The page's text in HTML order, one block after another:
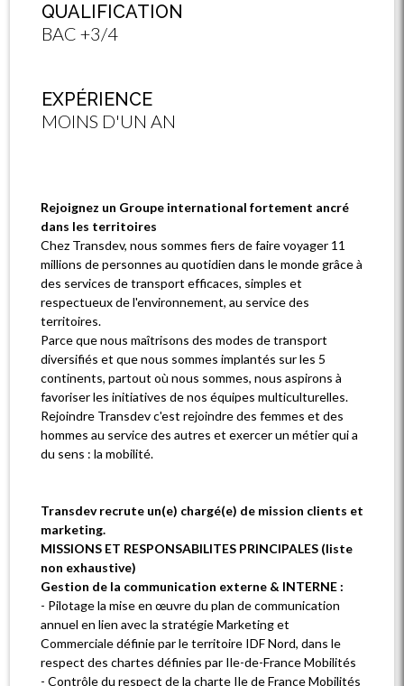
QUALIFICATION
BAC +3/4
EXPÉRIENCE
MOINS D'UN AN
Rejoignez un Groupe international fortement ancré
dans les territoires
Chez Transdev, nous sommes fiers de faire voyager 11
millions de personnes au quotidien dans le monde grâce à
des services de transport efficaces, simples et
respectueux de l'environnement, au service des
territoires.
Parce que nous maîtrisons des modes de transport
diversifiés et que nous sommes implantés sur les 5
continents, partout où nous sommes, nous aspirons à
favoriser les initiatives de nos équipes multiculturelles.
Rejoindre Transdev c'est rejoindre des femmes et des
hommes au service des autres et exercer un métier qui a
du sens : la mobilité.
Transdev recrute un(e) chargé(e) de mission clients et
marketing.
MISSIONS ET RESPONSABILITES PRINCIPALES (liste
non exhaustive)
Gestion de la communication externe & INTERNE :
- Pilotage la mise en œuvre du plan de communication
annuel en lien avec la stratégie Marketing et
Commerciale définie par le territoire IDF Nord, dans le
respect des chartes définies par Ile-de-France Mobilités
- Contrôle du respect de la charte Ile de France Mobilités